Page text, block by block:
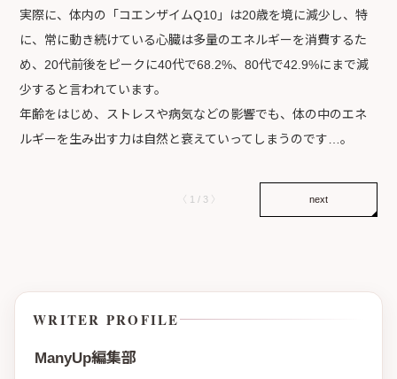
実際に、体内の「コエンザイムQ10」は20歳を境に減少し、特
に、常に動き続けている心臓は多量のエネルギーを消費するた
め、20代前後をピークに40代で68.2%、80代で42.9%にまで減
少すると言われています。
年齢をはじめ、ストレスや病気などの影響でも、体の中のエネ
ルギーを生み出す力は自然と衰えていってしまうのです…。
〈 1 / 3 〉 next
WRITER PROFILE
ManyUp編集部